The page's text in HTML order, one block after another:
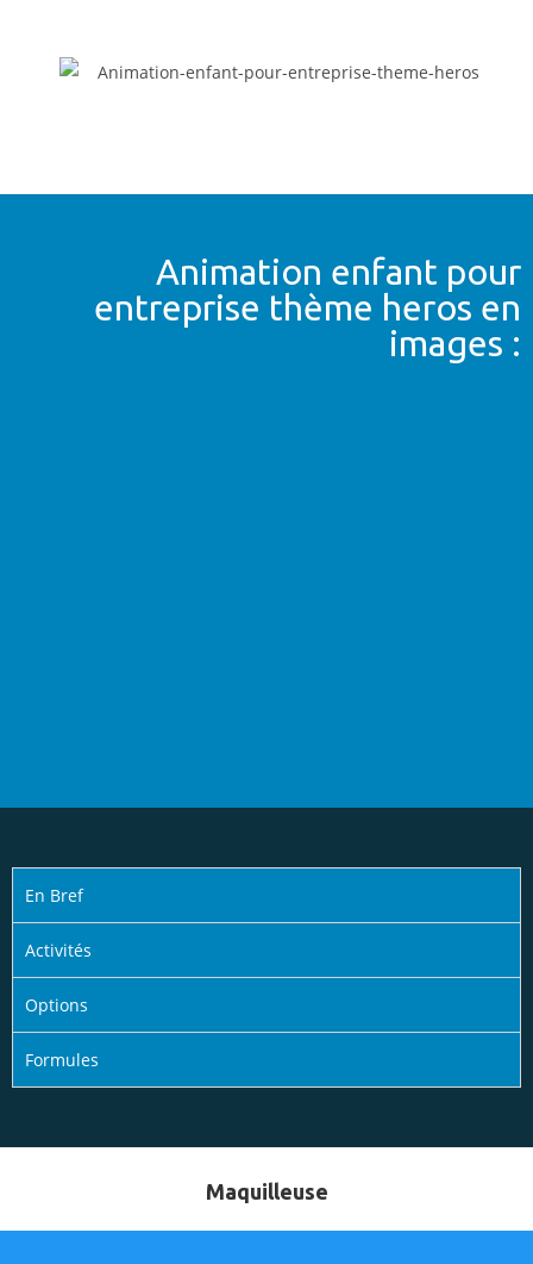
Animation enfant pour
entreprise thème heros en
images :
En Bref
Activités
Options
Formules
Maquilleuse